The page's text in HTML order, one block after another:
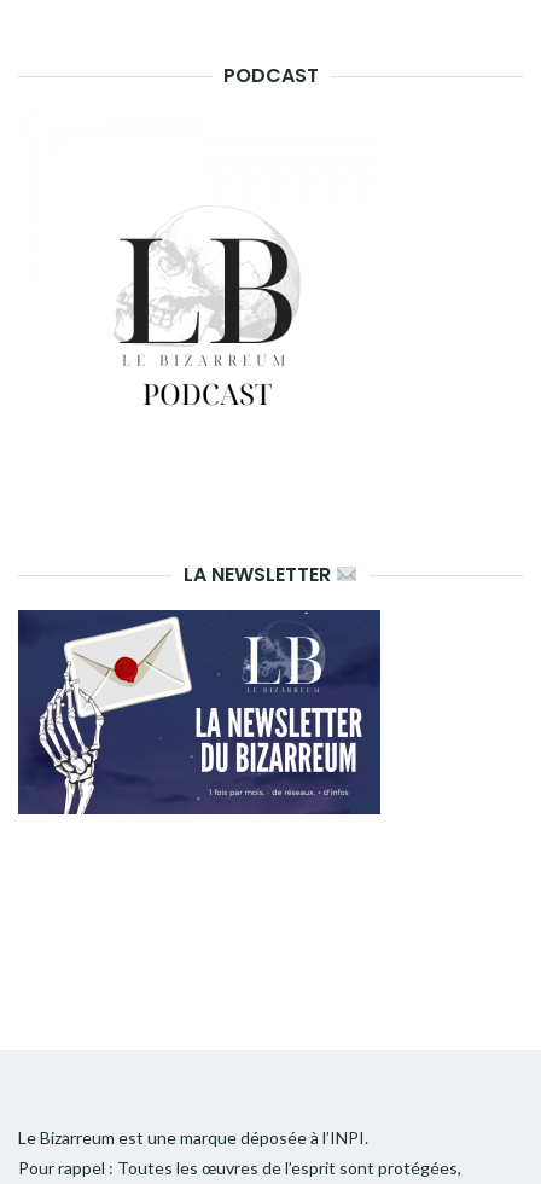
PODCAST
LA NEWSLETTER
Le Bizarreum est une marque déposée à l’INPI.
Pour rappel : Toutes les œuvres de l’esprit sont protégées,